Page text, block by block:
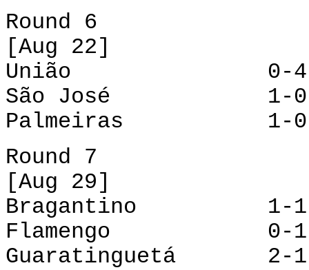
Round 6
[Aug 22]
União 0-4
São José 1-0
Palmeiras 1-0
Round 7
[Aug 29]
Bragantino 1-1
Flamengo 0-1
Guaratinguetá 2-1